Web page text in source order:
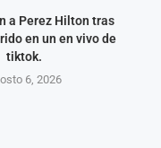
a Perez Hilton tras
en un en vivo de
tiktok.
6, 2026